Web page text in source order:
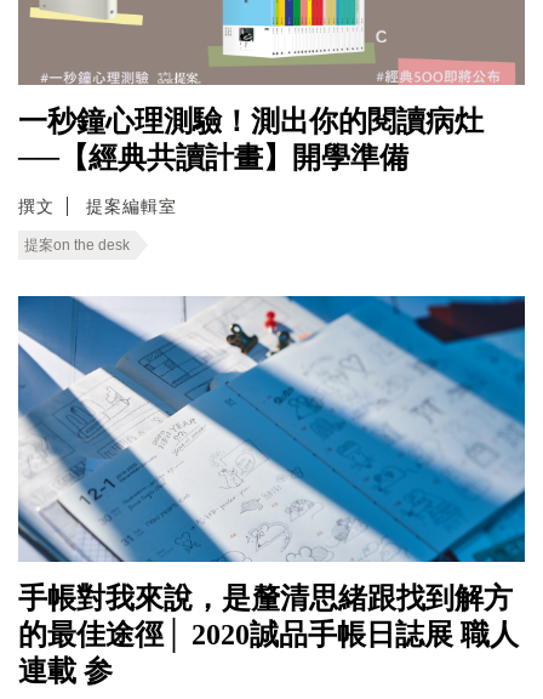
一秒鐘心理測驗！測出你的閱讀病灶
──【經典共讀計畫】開學準備
撰文 提案編輯室
提案on the desk
手帳對我來說，是釐清思緒跟找到解方
的最佳途徑│ 2020誠品手帳日誌展 職人
連載 参